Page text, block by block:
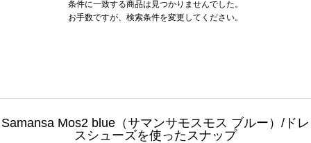
条件に一致する商品は見つかりませんでした。
お手数ですが、検索条件を変更してください。
Samansa Mos2 blue（サマンサモスモス ブルー）/ドレ
スシューズを使ったスナップ